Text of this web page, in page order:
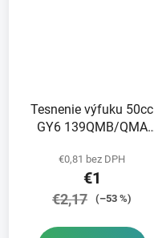
Tesnenie výfuku 50cc
GY6 139QMB/QMA
152/157QMI
€0,81 bez DPH
€1
€2,17 (–53 %)